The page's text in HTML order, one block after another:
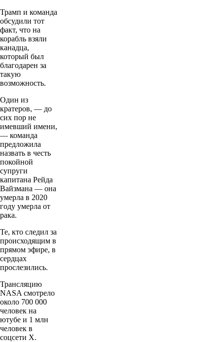
Трамп и команда
обсудили тот
факт, что на
корабль взяли
канадца,
который был
благодарен за
такую
возможность.
Один из
кратеров, — до
сих пор не
имевший имени,
— команда
предложила
назвать в честь
покойной
супруги
капитана Рейда
Вайзмана — она
умерла в 2020
году умерла от
рака.
Те, кто следил за
происходящим в
прямом эфире, в
сердцах
прослезились.
Трансляцию
NASA смотрело
около 700 000
человек на
ютубе и 1 млн
человек в
соцсети X.